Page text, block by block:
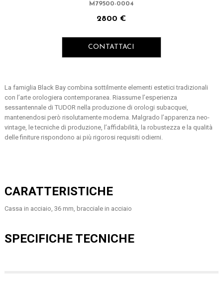
M79500-0004
2800 €
CONTATTACI
La famiglia Black Bay combina sottilmente elementi estetici tradizionali
con l’arte orologiera contemporanea. Riassume l’esperienza
sessantennale di TUDOR nella produzione di orologi subacquei,
mantenendosi però risolutamente moderna. Malgrado l’apparenza neo-
vintage, le tecniche di produzione, l’affidabilità, la robustezza e la qualità
delle finiture rispondono ai più rigorosi requisiti odierni.
CARATTERISTICHE
Cassa in acciaio, 36 mm, bracciale in acciaio
SPECIFICHE TECNICHE